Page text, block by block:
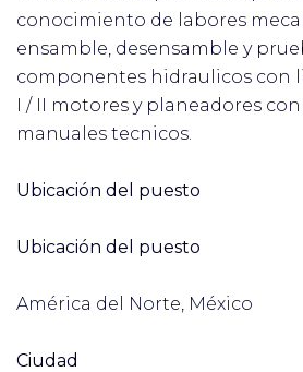
conocimiento de labores
ensamble, desensamble y
componentes hidraulicos con
I / II motores y planeadores
manuales tecnicos.
Ubicación del puesto
Ubicación del puesto
América del Norte, México
Ciudad